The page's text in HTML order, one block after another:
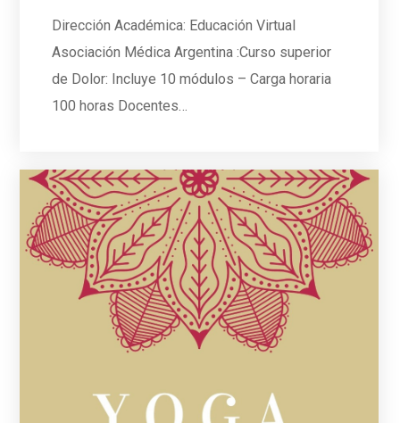
Dirección Académica: Educación Virtual
Asociación Médica Argentina :Curso superior
de Dolor: Incluye 10 módulos – Carga horaria
100 horas Docentes…